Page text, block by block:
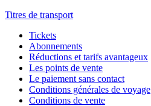
Titres de transport
Tickets
Abonnements
Réductions et tarifs avantageux
Les points de vente
Le paiement sans contact
Conditions générales de voyage
Conditions de vente